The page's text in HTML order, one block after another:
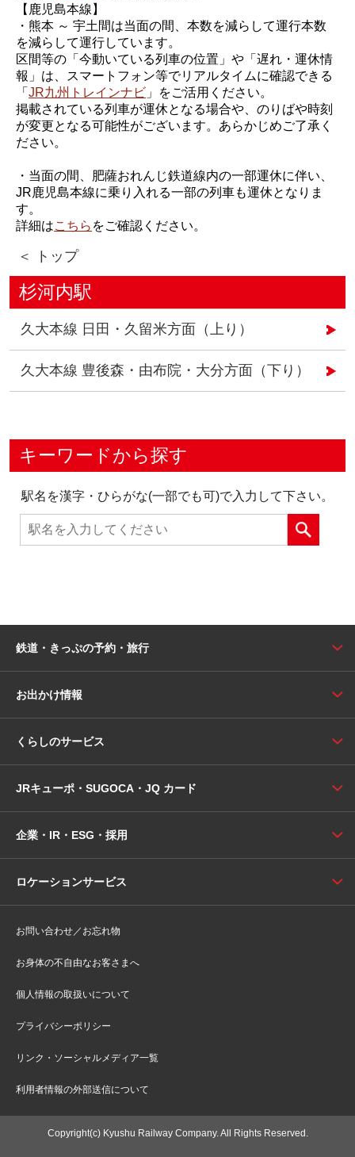
【鹿児島本線】
・熊本 ～ 宇土間は当面の間、本数を減らして運行本数
を減らして運行しています。
区間等の「今動いている列車の位置」や「遅れ・運休情
報」は、スマートフォン等でリアルタイムに確認できる
「JR九州トレインナビ 」をご活用ください。
掲載されている列車が運休となる場合や、のりばや時刻
が変更となる可能性がございます。あらかじめご了承く
ださい。
・当面の間、肥薩おれんじ鉄道線内の一部運休に伴い、
JR鹿児島本線に乗り入れる一部の列車も運休となりま
す。
詳細はこちら をご確認ください。
＜ トップ
杉河内駅
久大本線 日田・久留米方面（上り）
久大本線 豊後森・由布院・大分方面（下り）
キーワードから探す
駅名を漢字・ひらがな(一部でも可)で入力して下さい。
鉄道・きっぷの予約・旅行
お出かけ情報
くらしのサービス
JRキューポ・SUGOCA・JQ カード
企業・IR・ESG・採用
ロケーションサービス
お問い合わせ／お忘れ物
お身体の不自由なお客さまへ
個人情報の取扱いについて
プライバシーポリシー
リンク・ソーシャルメディア一覧
利用者情報の外部送信について
Copyright(c) Kyushu Railway Company. All Rights Reserved.